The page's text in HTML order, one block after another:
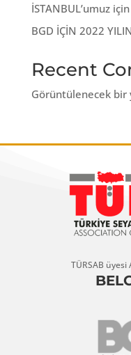
İSTANBUL’umuz
BGD İÇİN 2022
Recent
Görüntülenecek bir
TÜRSAB üyesi